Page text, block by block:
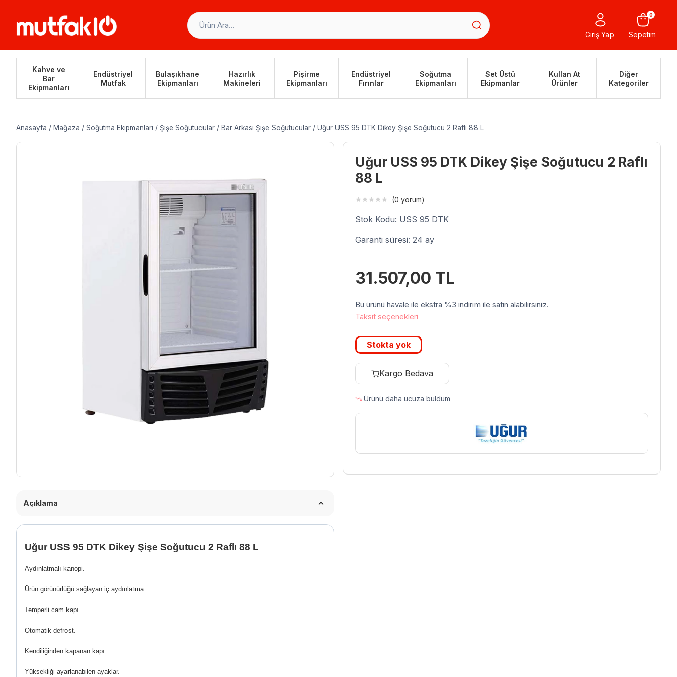
Giriş Yap Sepetim
0
Kahve ve
Bar
Ekipmanları
Endüstriyel
Mutfak
Bulaşıkhane
Ekipmanları
Hazırlık
Makineleri
Pişirme
Ekipmanları
Endüstriyel
Fırınlar
Soğutma
Ekipmanları
Set Üstü
Ekipmanlar
Kullan At
Ürünler
Diğer
Kategoriler
Anasayfa / Mağaza / Soğutma Ekipmanları / Şişe Soğutucular / Bar Arkası Şişe Soğutucular / Uğur USS 95 DTK Dikey Şişe Soğutucu 2 Raflı 88 L
Açıklama
Uğur USS 95 DTK Dikey Şişe Soğutucu 2 Raflı 88 L
Aydınlatmalı kanopi.
Ürün görünürlüğü sağlayan iç aydınlatma.
Temperli cam kapı.
Otomatik defrost.
Kendiliğinden kapanan kapı.
Yüksekliği ayarlanabilen ayaklar.
Uğur USS 95 DTK Dikey Şişe Soğutucu 2 Raflı
88 L
(0 yorum)
Stok Kodu: USS 95 DTK
Garanti süresi: 24 ay
31.507,00 TL
Bu ürünü havale ile ekstra %3 indirim ile satın alabilirsiniz.
Taksit seçenekleri
Stokta yok
Kargo Bedava
Ürünü daha ucuza buldum